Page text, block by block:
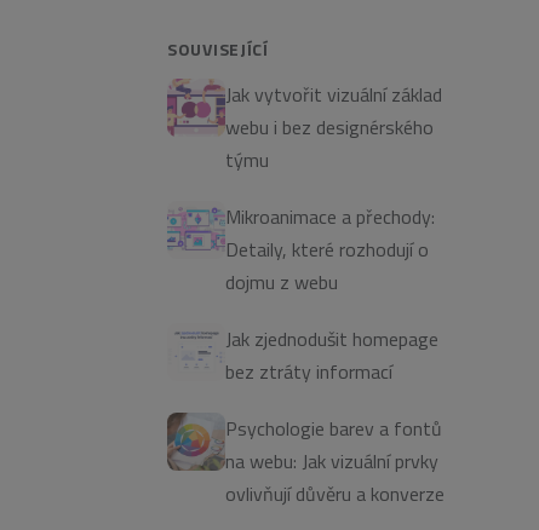
SOUVISEJÍCÍ
Jak vytvořit vizuální základ
webu i bez designérského
týmu
Mikroanimace a přechody:
Detaily, které rozhodují o
dojmu z webu
Jak zjednodušit homepage
bez ztráty informací
Psychologie barev a fontů
na webu: Jak vizuální prvky
ovlivňují důvěru a konverze